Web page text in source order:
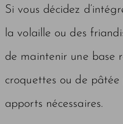
Si vous décidez
la volaille ou des
de maintenir une base
croquettes ou de
apports nécessaires.